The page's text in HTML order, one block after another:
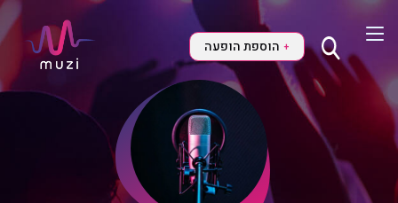
+ הוספת הופעה